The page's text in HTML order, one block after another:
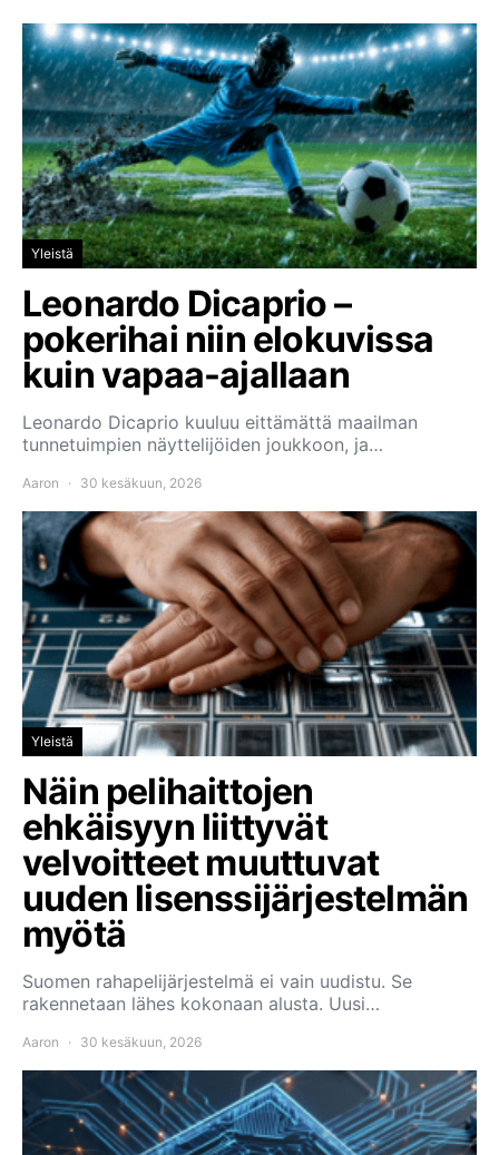
Yleistä
Leonardo Dicaprio –
pokerihai niin elokuvissa
kuin vapaa-ajallaan
Leonardo Dicaprio kuuluu eittämättä maailman
tunnetuimpien näyttelijöiden joukkoon, ja…
Aaron 30 kesäkuun, 2026
Yleistä
Näin pelihaittojen
ehkäisyyn liittyvät
velvoitteet muuttuvat
uuden lisenssijärjestelmän
myötä
Suomen rahapelijärjestelmä ei vain uudistu. Se
rakennetaan lähes kokonaan alusta. Uusi…
Aaron 30 kesäkuun, 2026